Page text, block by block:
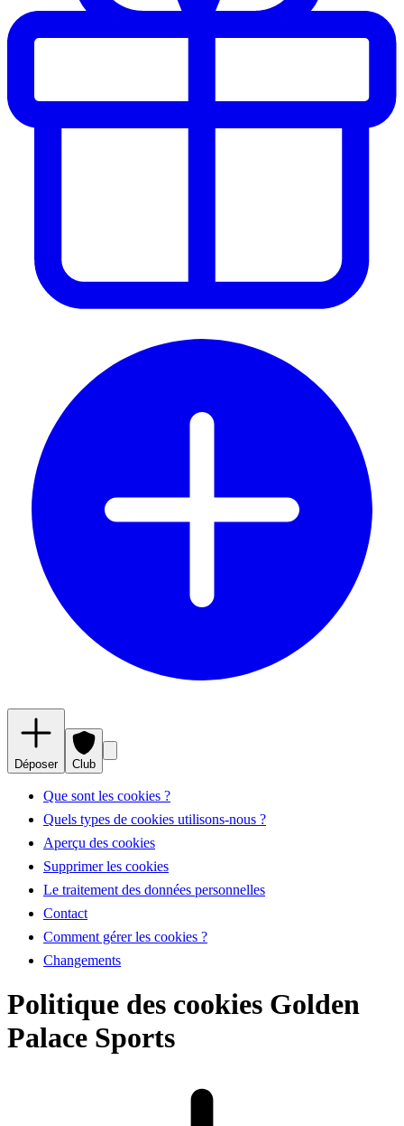
Déposer Club
Que sont les cookies ?
Quels types de cookies utilisons-nous ?
Aperçu des cookies
Supprimer les cookies
Le traitement des données personnelles
Contact
Comment gérer les cookies ?
Changements
Politique des cookies Golden
Palace Sports